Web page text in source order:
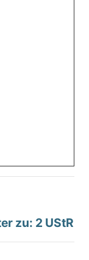
zu: 2 UStR